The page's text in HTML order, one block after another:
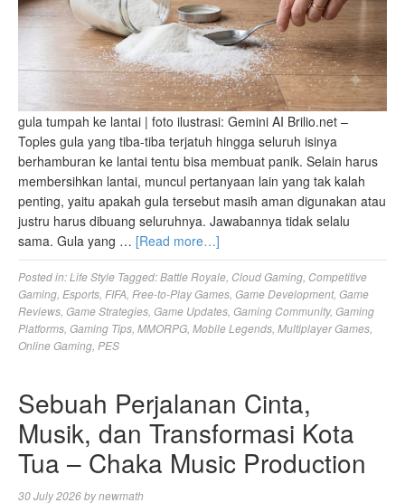
gula tumpah ke lantai | foto ilustrasi: Gemini AI Brilio.net –
Toples gula yang tiba-tiba terjatuh hingga seluruh isinya
berhamburan ke lantai tentu bisa membuat panik. Selain harus
membersihkan lantai, muncul pertanyaan lain yang tak kalah
penting, yaitu apakah gula tersebut masih aman digunakan atau
justru harus dibuang seluruhnya. Jawabannya tidak selalu
sama. Gula yang … [Read more…]
Posted in:Life Style Tagged:Battle Royale Cloud Gaming Competitive
Gaming Esports FIFA Free-to-Play Games Game Development, Game
Reviews Game Strategies Game Updates Gaming Community, Gaming
Platforms Gaming Tips MMORPG Mobile Legends Multiplayer Games
Online Gaming PES
Sebuah Perjalanan Cinta,
Musik, dan Transformasi Kota
Tua – Chaka Music Production
30 July 2026bynewmath